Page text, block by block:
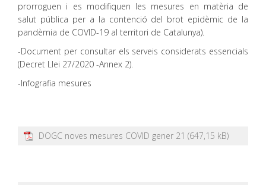
prorroguen i es modifiquen les mesures en matèria de
salut pública per a la contenció del brot epidèmic de la
pandèmia de COVID-19 al territori de Catalunya).
-Document per consultar els serveis considerats essencials
(Decret Llei 27/2020 -Annex 2).
-Infografia mesures
DOGC noves mesures COVID gener 21